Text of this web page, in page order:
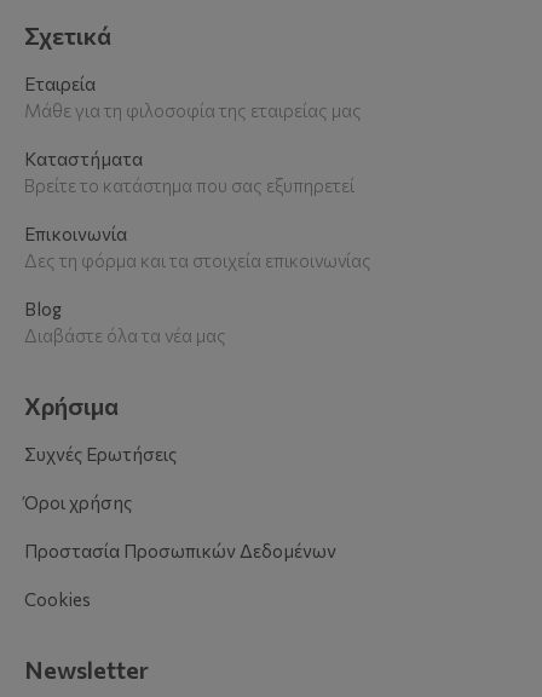
Σχετικά
Εταιρεία
Μάθε για τη φιλοσοφία της εταιρείας μας
Καταστήματα
Βρείτε το κατάστημα που σας εξυπηρετεί
Επικοινωνία
Δες τη φόρμα και τα στοιχεία επικοινωνίας
Blog
Διαβάστε όλα τα νέα μας
Χρήσιμα
Συχνές Ερωτήσεις
Όροι χρήσης
Προστασία Προσωπικών Δεδομένων
Cookies
Newsletter